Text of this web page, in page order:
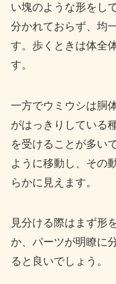
い塊のような形をし
分かれておらず、均
す。歩くときは体全
す。
一方でウミウシは胴
がはっきりしている
を受けることが多い
ように移動し、その
らかに見えます。
見分ける際はまず形
か、パーツが明瞭に
ると良いでしょう。